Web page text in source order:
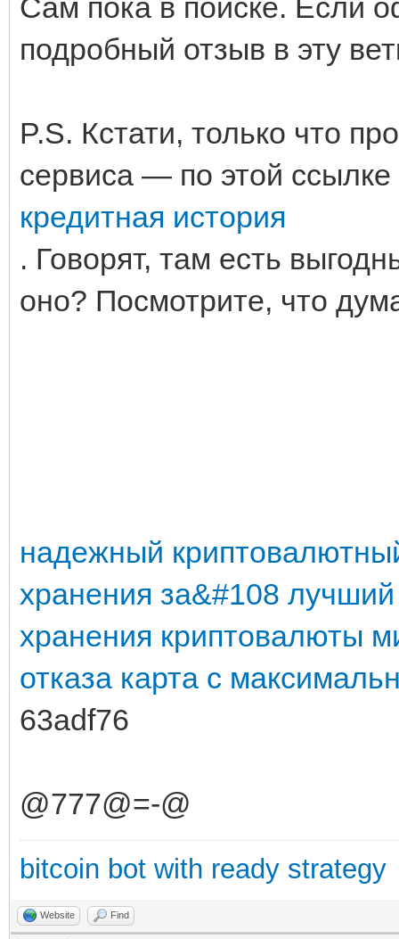
Сам пока в поиске. Если
подробный отзыв в эту
P.S. Кстати, только что
сервиса — по этой ссылке
кредитная история
. Говорят, там есть
оно? Посмотрите, что
надежный
хранения за&#108 лучший
хранения криптовалюты
отказа карта с
63adf76
@777@=-@
bitcoin bot with ready strategy
Website Find